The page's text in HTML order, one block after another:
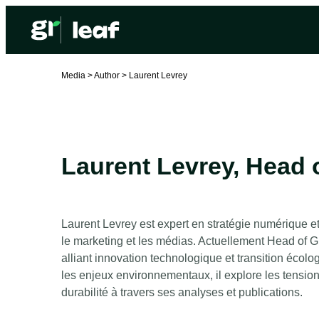
Media >Author > Laurent Levrey
Laurent Levrey, Head
Laurent Levrey est expert en stratégie numérique
le marketing et les médias. Actuellement Head of
alliant innovation technologique et transition
les enjeux environnementaux, il explore les
durabilité à travers ses analyses et publications.